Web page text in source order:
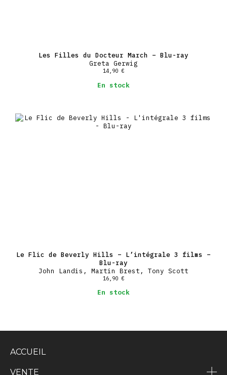
Les Filles du Docteur March – Blu-ray
Greta Gerwig
14,90 €
En stock
Le Flic de Beverly Hills – L’intégrale 3 films –
Blu-ray
John Landis, Martin Brest, Tony Scott
16,90 €
En stock
ACCUEIL
VENTE